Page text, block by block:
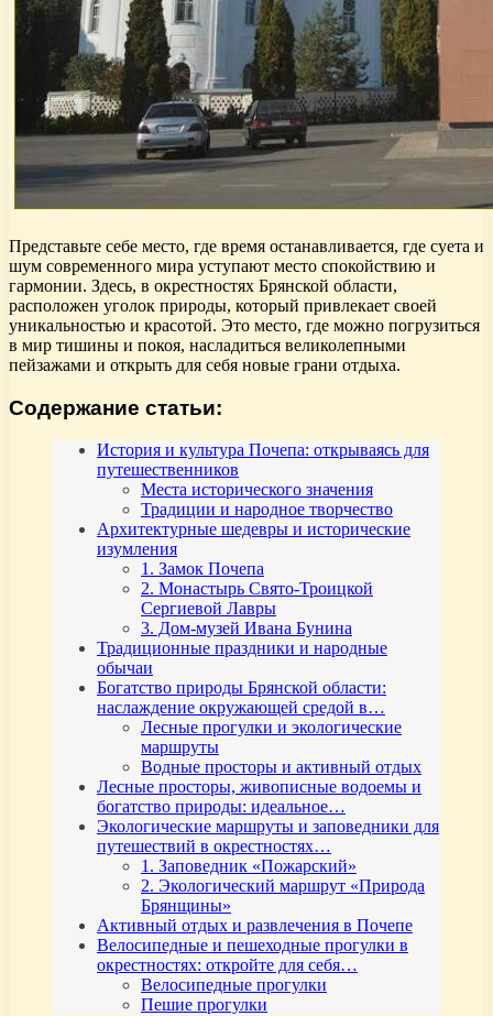
Представьте себе место, где время останавливается, где суета и
шум современного мира уступают место спокойствию и
гармонии. Здесь, в окрестностях Брянской области,
расположен уголок природы, который привлекает своей
уникальностью и красотой. Это место, где можно погрузиться
в мир тишины и покоя, насладиться великолепными
пейзажами и открыть для себя новые грани отдыха.
Содержание статьи:
История и культура Почепа: открываясь для
путешественников
Места исторического значения
Традиции и народное творчество
Архитектурные шедевры и исторические
изумления
1. Замок Почепа
2. Монастырь Свято-Троицкой
Сергиевой Лавры
3. Дом-музей Ивана Бунина
Традиционные праздники и народные
обычаи
Богатство природы Брянской области:
наслаждение окружающей средой в…
Лесные прогулки и экологические
маршруты
Водные просторы и активный отдых
Лесные просторы, живописные водоемы и
богатство природы: идеальное…
Экологические маршруты и заповедники для
путешествий в окрестностях…
1. Заповедник «Пожарский»
2. Экологический маршрут «Природа
Брянщины»
Активный отдых и развлечения в Почепе
Велосипедные и пешеходные прогулки в
окрестностях: откройте для себя…
Велосипедные прогулки
Пешие прогулки